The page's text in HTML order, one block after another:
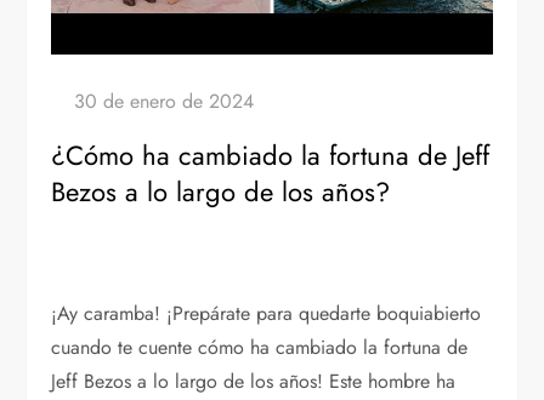
¿Cómo ha cambiado la fortuna de Jeff
Bezos a lo largo de los años?
¡Ay caramba! ¡Prepárate para quedarte boquiabierto
cuando te cuente cómo ha cambiado la fortuna de
Jeff Bezos a lo largo de los años! Este hombre ha